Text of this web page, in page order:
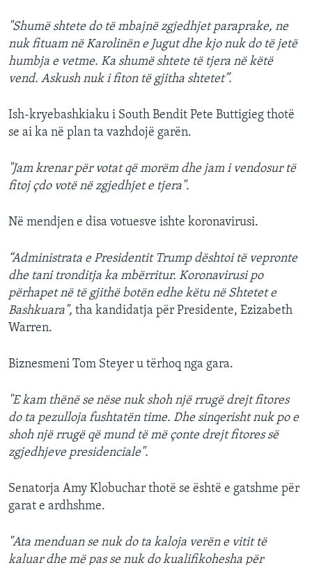
"Shumë shtete do të mbajnë zgjedhjet paraprake, ne
nuk fituam në Karolinën e Jugut dhe kjo nuk do të jetë
humbja e vetme. Ka shumë shtete të tjera në këtë
vend. Askush nuk i fiton të gjitha shtetet”.
Ish-kryebashkiaku i South Bendit Pete Buttigieg thotë
se ai ka në plan ta vazhdojë garën.
"Jam krenar për votat që morëm dhe jam i vendosur të
fitoj çdo votë në zgjedhjet e tjera".
Në mendjen e disa votuesve ishte koronavirusi.
“Administrata e Presidentit Trump dështoi të vepronte
dhe tani tronditja ka mbërritur. Koronavirusi po
përhapet në të gjithë botën edhe këtu në Shtetet e
Bashkuara", tha kandidatja për Presidente, Ezizabeth
Warren.
Biznesmeni Tom Steyer u tërhoq nga gara.
"E kam thënë se nëse nuk shoh një rrugë drejt fitores
do ta pezulloja fushtatën time. Dhe sinqerisht nuk po e
shoh një rrugë që mund të më çonte drejt fitores së
zgjedhjeve presidenciale".
Senatorja Amy Klobuchar thotë se është e gatshme për
garat e ardhshme.
"Ata menduan se nuk do ta kaloja verën e vitit të
kaluar dhe më pas se nuk do kualifikohesha për